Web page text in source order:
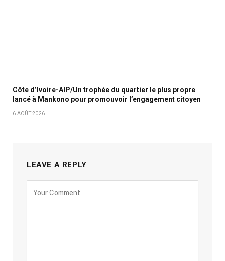
Côte d’Ivoire-AIP/Un trophée du quartier le plus propre
lancé à Mankono pour promouvoir l’engagement citoyen
6 AOÛT 2026
LEAVE A REPLY